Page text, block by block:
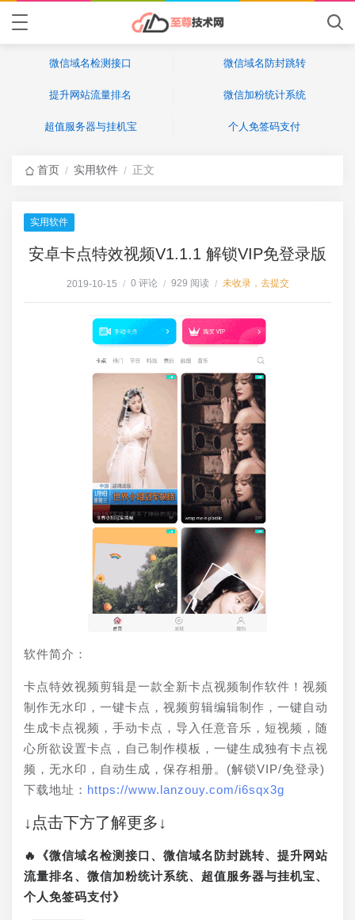
微信域名检测接口 微信域名防封跳转
提升网站流量排名 微信加粉统计系统
超值服务器与挂机宝 个人免签码支付
首页 / 实用软件 / 正文
实用软件
安卓卡点特效视频V1.1.1 解锁VIP免登录版
2019-10-15 / 0 评论 / 929 阅读 / 未收录，去提交
软件简介：
卡点特效视频剪辑是一款全新卡点视频制作软件！视频
制作无水印，一键卡点，视频剪辑编辑制作，一键自动
生成卡点视频，手动卡点，导入任意音乐，短视频，随
心所欲设置卡点，自己制作模板，一键生成独有卡点视
频，无水印，自动生成，保存相册。(解锁VIP/免登录)
下载地址： https://www.lanzouy.com/i6sqx3g
↓点击下方了解更多↓
🔥《微信域名检测接口、微信域名防封跳转、提升网站
流量排名、微信加粉统计系统、超值服务器与挂机宝、
个人免签码支付》